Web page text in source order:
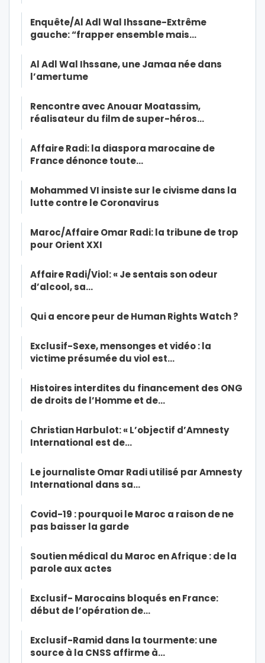
Enquête/Al Adl Wal Ihssane-Extrême
gauche: “frapper ensemble mais…
Al Adl Wal Ihssane, une Jamaa née dans
l’amertume
Rencontre avec Anouar Moatassim,
réalisateur du film de super-héros…
Affaire Radi: la diaspora marocaine de
France dénonce toute…
Mohammed VI insiste sur le civisme dans la
lutte contre le Coronavirus
Maroc/Affaire Omar Radi: la tribune de trop
pour Orient XXI
Affaire Radi/Viol: « Je sentais son odeur
d’alcool, sa…
Qui a encore peur de Human Rights Watch ?
Exclusif-Sexe, mensonges et vidéo : la
victime présumée du viol est…
Histoires interdites du financement des ONG
de droits de l’Homme et de…
Christian Harbulot: « L’objectif d’Amnesty
International est de…
Le journaliste Omar Radi utilisé par Amnesty
International dans sa…
Covid-19 : pourquoi le Maroc a raison de ne
pas baisser la garde
Soutien médical du Maroc en Afrique : de la
parole aux actes
Exclusif- Marocains bloqués en France:
début de l’opération de…
Exclusif-Ramid dans la tourmente: une
source à la CNSS affirme à…